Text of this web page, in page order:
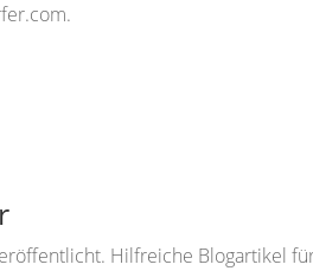
.
Hilfreiche Blogartikel